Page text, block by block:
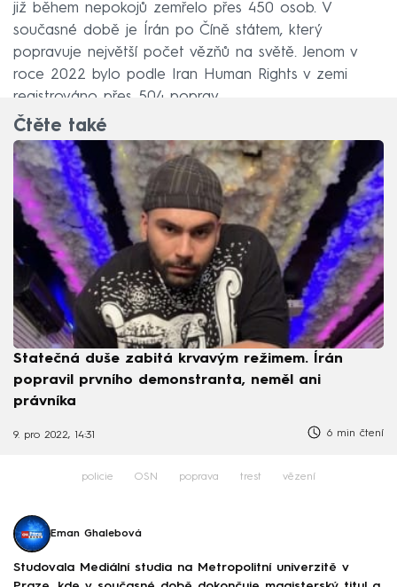
již během nepokojů zemřelo přes 450 osob. V
současné době je Írán po Číně státem, který
popravuje největší počet vězňů na světě. Jenom v
roce 2022 bylo podle Iran Human Rights v zemi
registrováno přes 504 poprav.
Čtěte také
Statečná duše zabitá krvavým režimem. Írán
popravil prvního demonstranta, neměl ani
právníka
9. pro 2022, 14:31 6 min čtení
policie OSN poprava trest vězení
Eman Ghalebová
Studovala Mediální studia na Metropolitní univerzitě v